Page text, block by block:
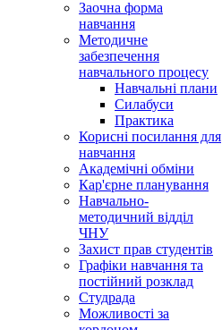
Заочна форма
навчання
Методичне
забезпечення
навчального процесу
Навчальні плани
Силабуси
Практика
Корисні посилання для
навчання
Академічні обміни
Кар'єрне планування
Навчально-
методичний відділ
ЧНУ
Захист прав студентів
Графіки навчання та
постійний розклад
Студрада
Можливості за